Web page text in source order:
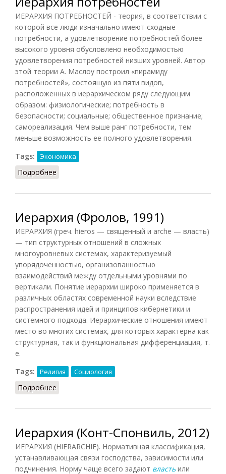
ИЕРАРХИЯ ПОТРЕБНОСТЕЙ - теория, в соответствии с
которой все люди изначально имеют сходные
потребности, а удовлетворение потребностей более
высокого уровня обусловлено необходимостью
удовлетворения потребностей низших уровней. Автор
этой теории А. Маслоу построил «пирамиду
потребностей», состоящую из пяти видов,
расположенных в иерархическом ряду следующим
образом: физиологические; потребность в
безопасности; социальные; общественное признание;
самореализация. Чем выше ранг потребности, тем
меньше возможность ее полного удовлетворения.
Tags:
Экономика
Подробнее
Иерархия (Фролов, 1991)
ИЕРАРХИЯ (греч. hieros — священный и arche — власть)
— тип структурных отношений в сложных
многоуровневых системах, характеризуемый
упорядоченностью, организованностью
взаимодействий между отдельными уровнями по
вертикали. Понятие иерархии широко применяется в
различных областях современной науки вследствие
распространения идей и принципов кибернетики и
системного подхода. Иерархические отношения имеют
место во многих системах, для которых характерна как
структурная, так и функциональная дифференциация, т.
е.
Tags:
Религия Социология
Подробнее
Иерархия (Конт-Спонвиль, 2012)
ИЕРАРХИЯ (HIERARCHIE). Нормативная классификация,
устанавливающая связи господства, зависимости или
подчинения. Норму чаще всего задают властьили